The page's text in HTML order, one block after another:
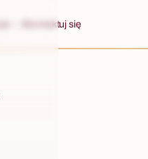
Skontaktuj się